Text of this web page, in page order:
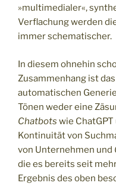
»multimedialer«,
Verflachung werden
immer schematischer.
In diesem ohnehin
Zusammenhang ist
automatischen
Tönen weder eine
Chatbots wie
Kontinuität von
von Unternehmen und
die es bereits seit
Ergebnis des oben